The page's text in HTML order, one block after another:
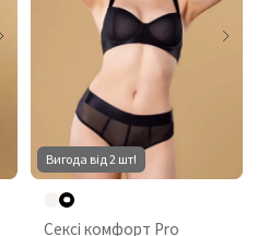
Вигода від 2 шт!
Сексі комфорт Pro